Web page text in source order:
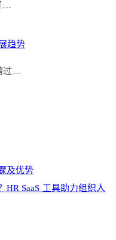
…
趋势
过…
及优势
SaaS 工具助力组织人